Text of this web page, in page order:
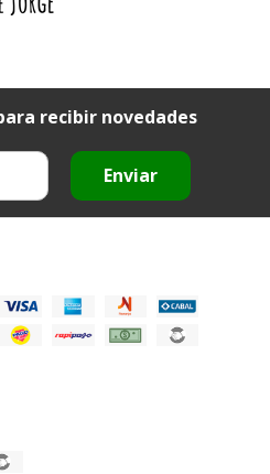
recibir novedades
Enviar